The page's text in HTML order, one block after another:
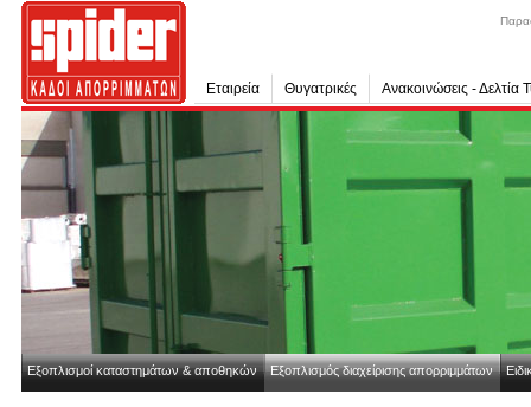
Εταιρεία Θυγατρικές Ανακοινώσεις - Δελτία
Εξοπλισμοί καταστημάτων & αποθηκών Εξοπλισμός διαχείρισης απορριμμάτων